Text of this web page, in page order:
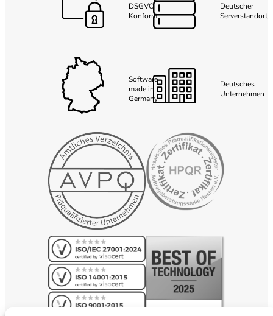
DSGVO
Konform
Deutscher
Serverstandort
Software
made in
Germany
Deutsches
Unternehmen